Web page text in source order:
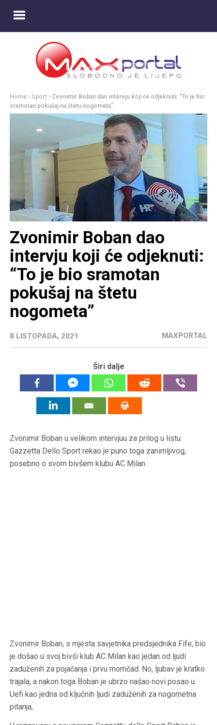
Home Sport
Zvonimir Boban dao intervju koji će odjeknuti: “To je bio
sramotan pokušaj na štetu nogometa”
Zvonimir Boban dao
intervju koji će odjeknuti:
“To je bio sramotan
pokušaj na štetu
nogometa”
8 LISTOPADA, 2021 MAXPORTAL
Širi dalje
Zvonimir Boban u velikom intervjuu za prilog u listu
Gazzetta Dello Sport rekao je puno toga zanimljivog,
posebno o svom bivšem klubu AC Milan.
Zvonimir Boban, s mjesta savjetnika predsjednika Fife, bio
je došao u svoj bivši klub AC Milan kao jedan od ljudi
zaduženih za pojačanja i prvu momčad. No, ljubav je kratko
trajala, a nakon toga Boban je ubrzo našao novi posao u
Uefi kao jedna od ključnih ljudi zaduženih za nogometna
pitanja,